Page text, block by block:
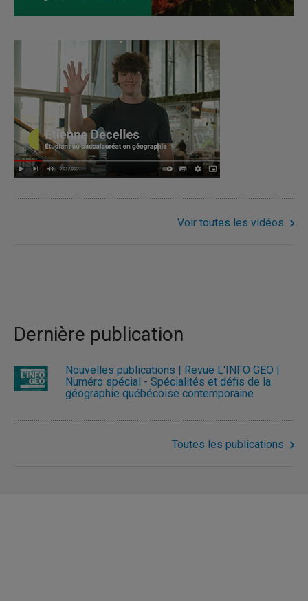
Voir toutes les vidéos
Dernière publication
Nouvelles publications | Revue L'INFO GÉO |
Numéro spécial - Spécialités et défis de la
géographie québécoise contemporaine
Toutes les publications